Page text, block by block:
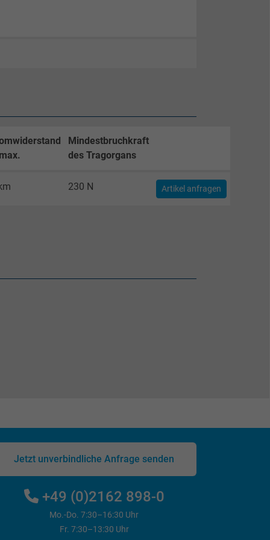
Mindestbruchkraft
des Tragorgans
230 N Artikel anfragen
Jetzt unverbindliche Anfrage senden
+49 (0)2162 898-0
Mo.-Do. 7:30–16:30 Uhr
Fr. 7:30–13:30 Uhr